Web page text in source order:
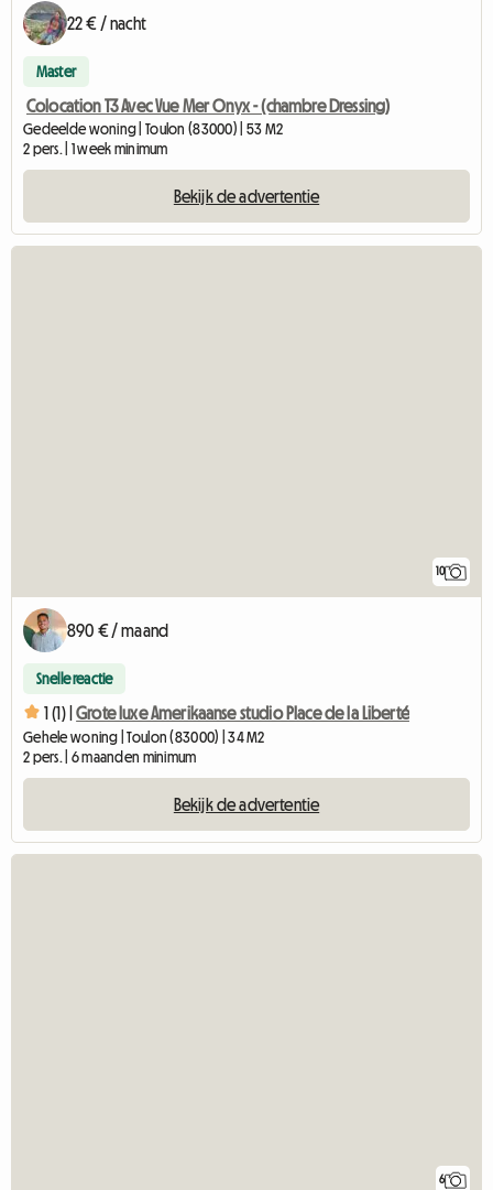
22 € / nacht
Master
Colocation T3 Avec Vue Mer Onyx - (chambre Dressing)
Gedeelde woning | Toulon (83000) | 53 M2
2 pers. | 1 week minimum
Bekijk de advertentie
10
890 € / maand
Snelle reactie
1 (1) | Grote luxe Amerikaanse studio Place de la Liberté
Gehele woning | Toulon (83000) | 34 M2
2 pers. | 6 maanden minimum
Bekijk de advertentie
6